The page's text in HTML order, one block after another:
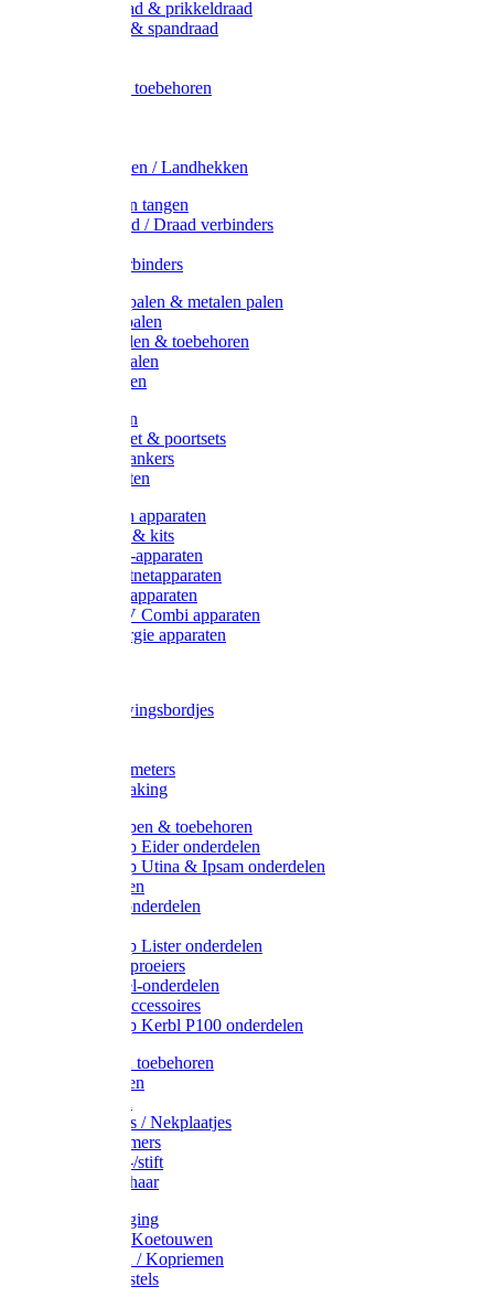
Metaal draad & prikkeldraad
Binddraad & spandraad
Afrasternet toebehoren
Weidehekken / Landhekken
Spanners en tangen
Lint / Koord / Draad verbinders
Litzclip verbinders
Recycling palen & metalen palen
Kunststof palen
T-Post t-palen & toebehoren
Glasfiber palen
Houten palen
Poortgrepen
Doorgangset & poortsets
Poortgreepankers
Weidepoorten
Onderdelen apparaten
Starter sets & kits
9V Batterij-apparaten
230V Lichtnetapparaten
12V Accu-apparaten
230V / 12V Combi apparaten
Zonne-energie apparaten
Waarschuwingsbordjes
Wegers en meters
Video bewaking
Weidepompen & toebehoren
Weidepomp Eider onderdelen
Weidepomp Utina & Ipsam onderdelen
Drinkbakken
Drinkbak onderdelen
Weidepomp Lister onderdelen
Nippels / Sproeiers
Drinknippel-onderdelen
Drinkbak accessoires
Weidepomp Kerbl P100 onderdelen
Oormerken toebehoren
Enkelbanden
Halsplaatjes / Nekplaatjes
Kokernummers
Merkspray-/stift
Veemerkschaar
Uierverzorging
Halsters & Koetouwen
Halsriemen / Kopriemen
Koerugborstels